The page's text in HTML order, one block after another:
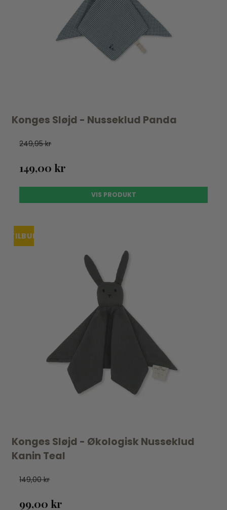
Konges Sløjd - Nusseklud Panda
249,95 kr
149,00 kr
VIS PRODUKT
TILBUD
Konges Sløjd - Økologisk Nusseklud
Kanin Teal
149,00 kr
99,00 kr